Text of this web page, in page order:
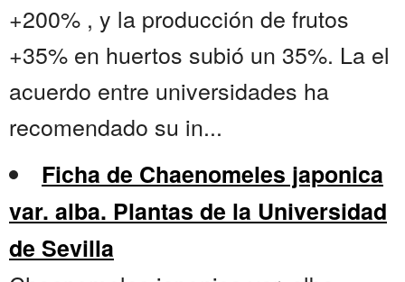
+200% , y la producción de frutos
+35% en huertos subió un 35%. La el
acuerdo entre universidades ha
recomendado su in...
Ficha de Chaenomeles japonica
var. alba. Plantas de la Universidad
de Sevilla